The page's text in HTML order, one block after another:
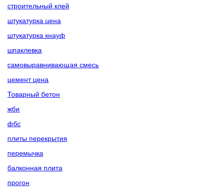
строительный клей
штукатурка цена
штукатурка кнауф
шпаклевка
самовыравнивающая смесь
цемент цена
Товарный бетон
жби
фбс
плиты перекрытия
перемычка
балконная плита
прогон